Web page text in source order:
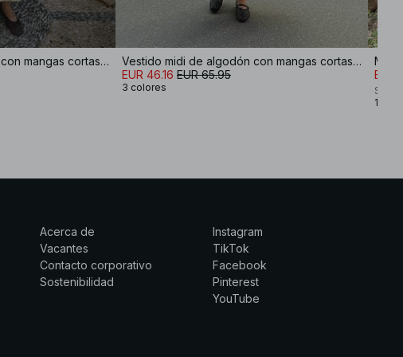
Vestido midi de algodón con mangas cortas y plisados
Vestido midi de algodón con mangas cortas y plisados
EUR 46.16 EUR 65.95
3 colores
EUR
Sofi
1
Acerca de
Vacantes
Contacto corporativo
Sostenibilidad
Instagram
TikTok
Facebook
Pinterest
YouTube